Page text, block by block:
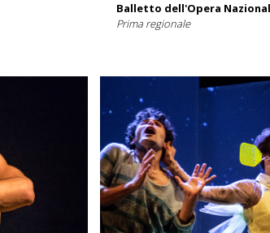
Balletto dell'Opera
Prima regionale
SCOPRI